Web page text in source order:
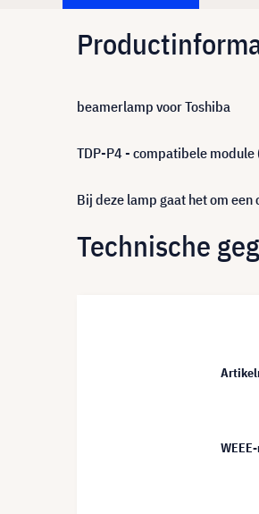
beamerlamp voor Toshiba
TDP-P4 - compatibele module
Bij deze lamp gaat het om
Technische